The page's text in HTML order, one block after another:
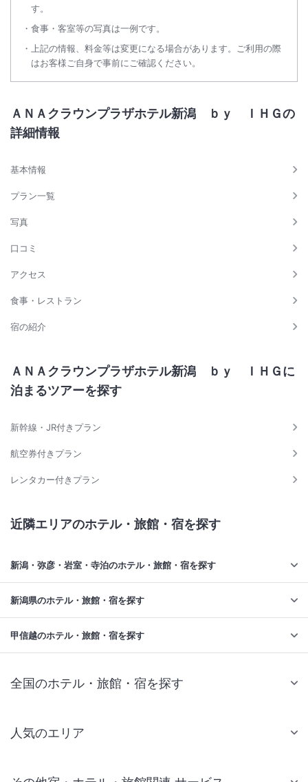
す。
食事・客室等の写真は一例です。
上記の情報、料金等は変更になる場合があります。ご利用の際
はお客様ご自身で事前にご確認ください。
ＡＮＡクラウンプラザホテル新潟 ｂｙ ＩＨＧの
詳細情報
基本情報
プラン一覧
写真
口コミ
アクセス
食事・レストラン
宿の紹介
ＡＮＡクラウンプラザホテル新潟 ｂｙ ＩＨＧに
泊まるツアーを探す
新幹線・JR付きプラン
航空券付きプラン
レンタカー付きプラン
近隣エリアのホテル・旅館・宿を探す
新潟・弥彦・岩室・寺泊のホテル・旅館・宿を探す
新潟県のホテル・旅館・宿を探す
甲信越のホテル・旅館・宿を探す
全国のホテル・旅館・宿を探す
人気のエリア